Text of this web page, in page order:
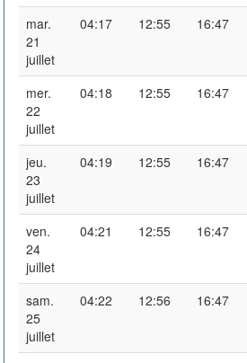
mar.
21
juillet
04:17 12:55 16:47
mer.
22
juillet
04:18 12:55 16:47
jeu.
23
juillet
04:19 12:55 16:47
ven.
24
juillet
04:21 12:55 16:47
sam.
25
juillet
04:22 12:56 16:47